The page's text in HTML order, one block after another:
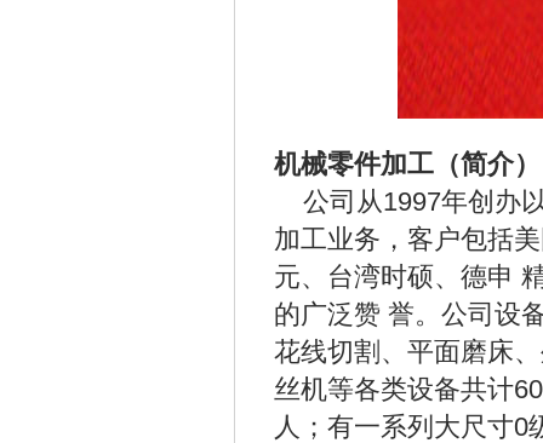
机械零件加工（简介
公司从1997年创办
加工业务，客户包括
元、台湾时硕、德申
的广泛赞 誉。公司设
花线切割、平面磨床
丝机等各类设备共计
人；有一系列大尺寸0